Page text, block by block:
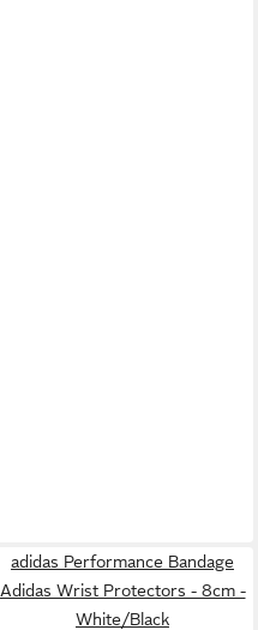
adidas Performance Bandage
Adidas Wrist Protectors - 8cm -
White/Black